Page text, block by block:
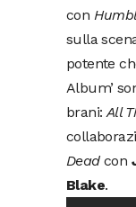
con
sulla
potente
Album’
brani: All
Dead con
Blake.